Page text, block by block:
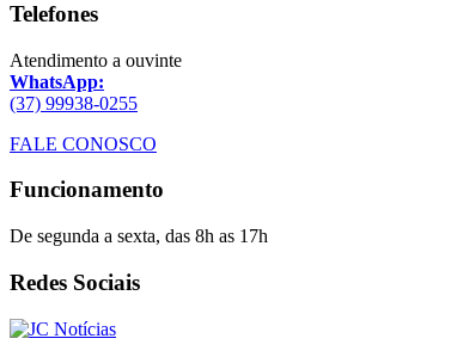
Telefones
Atendimento a ouvinte
WhatsApp:
(37) 99938-0255
FALE CONOSCO
Funcionamento
De segunda a sexta, das 8h as 17h
Redes Sociais